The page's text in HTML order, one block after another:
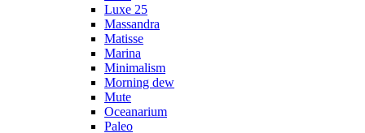
Luxe 25
Massandra
Matisse
Marina
Minimalism
Morning dew
Mute
Oceanarium
Paleo